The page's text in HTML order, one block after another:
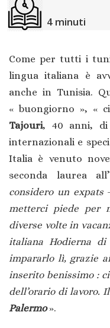
4 minuti
Come per tutti i
lingua italiana è
anche in Tunisia.
« buongiorno », «
Tajouri, 40 anni, di
internazionali e
Italia è venuto
seconda laurea all’
considero un expats
metterci piede per
diverse volte in
italiana Hodierna
impararlo lì, grazie
inserito benissimo :
dell’orario di lavoro.
Palermo ».